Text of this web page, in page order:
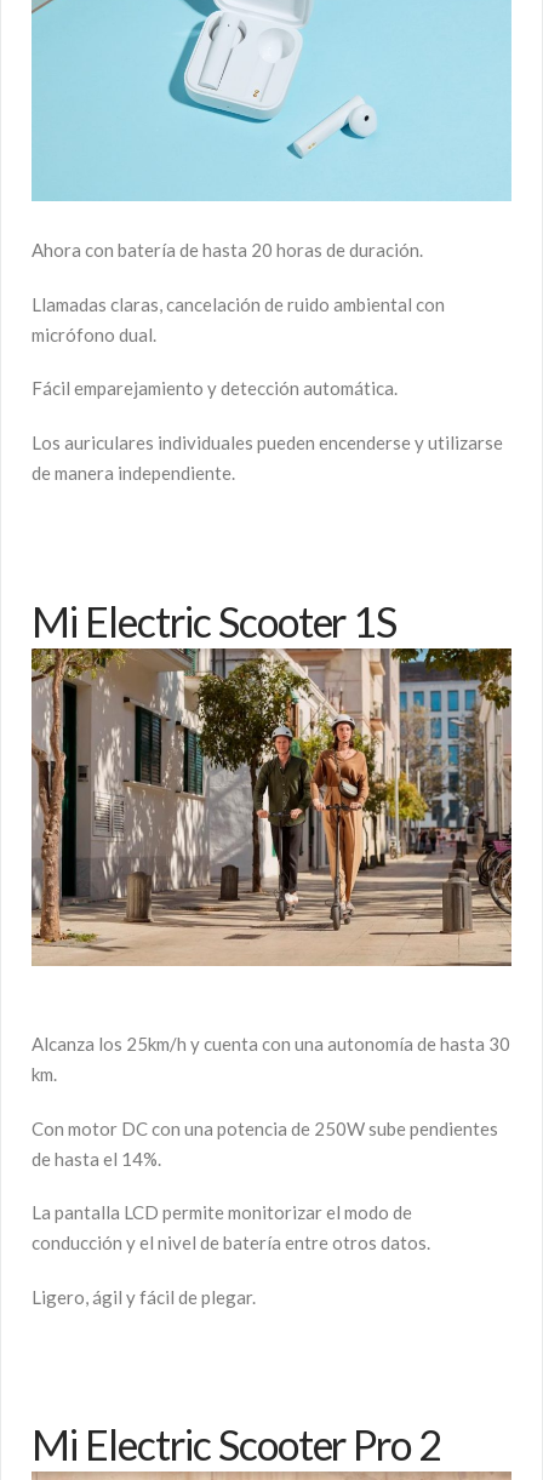
Ahora con batería de hasta 20 horas de duración.
Llamadas claras, cancelación de ruido ambiental con
micrófono dual.
Fácil emparejamiento y detección automática.
Los auriculares individuales pueden encenderse y utilizarse
de manera independiente.
Mi Electric Scooter 1S
Alcanza los 25km/h y cuenta con una autonomía de hasta 30
km.
Con motor DC con una potencia de 250W sube pendientes
de hasta el 14%.
La pantalla LCD permite monitorizar el modo de
conducción y el nivel de batería entre otros datos.
Ligero, ágil y fácil de plegar.
Mi Electric Scooter Pro 2